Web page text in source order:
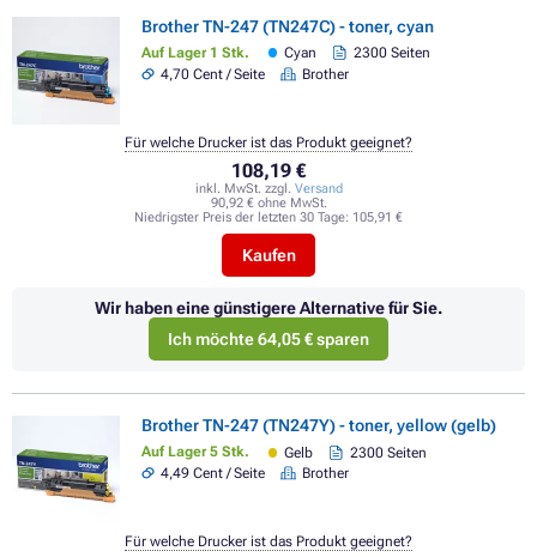
Brother TN-247 (TN247C) - toner, cyan
Auf Lager 1 Stk. Cyan
2300 Seiten
4,70 Cent / Seite
Brother
108,19 €
inkl. MwSt. zzgl. Versand
90,92 € ohne MwSt.
Niedrigster Preis der letzten 30 Tage: 105,91 €
Kaufen
Für welche Drucker ist das Produkt geeignet?
Wir haben eine günstigere Alternative für Sie.
Ich möchte 64,05 € sparen
Brother TN-247 (TN247Y) - toner, yellow (gelb)
Auf Lager 5 Stk. Gelb
2300 Seiten
4,49 Cent / Seite
Brother
Für welche Drucker ist das Produkt geeignet?